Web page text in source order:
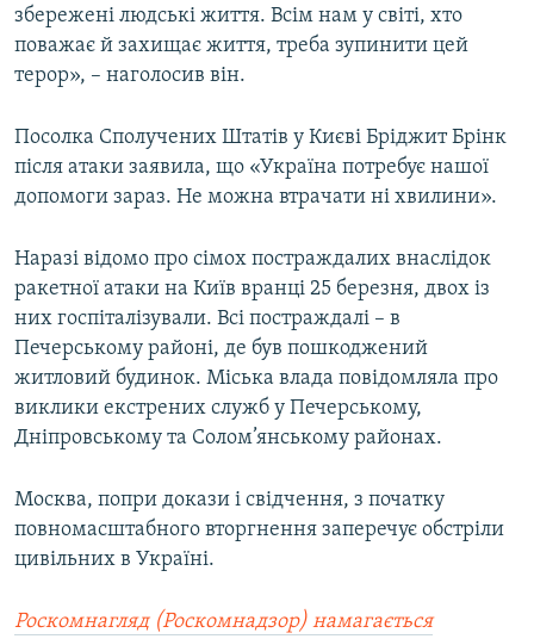
збережені людські життя. Всім нам у світі, хто
поважає й захищає життя, треба зупинити цей
терор», – наголосив він.
Посолка Сполучених Штатів у Києві Бріджит Брінк
після атаки заявила, що «Україна потребує нашої
допомоги зараз. Не можна втрачати ні хвилини».
Наразі відомо про сімох постраждалих внаслідок
ракетної атаки на Київ вранці 25 березня, двох із
них госпіталізували. Всі постраждалі – в
Печерському районі, де був пошкоджений
житловий будинок. Міська влада повідомляла про
виклики екстрених служб у Печерському,
Дніпровському та Солом’янському районах.
Москва, попри докази і свідчення, з початку
повномасштабного вторгнення заперечує обстріли
цивільних в Україні.
Роскомнагляд (Роскомнадзор) намагається